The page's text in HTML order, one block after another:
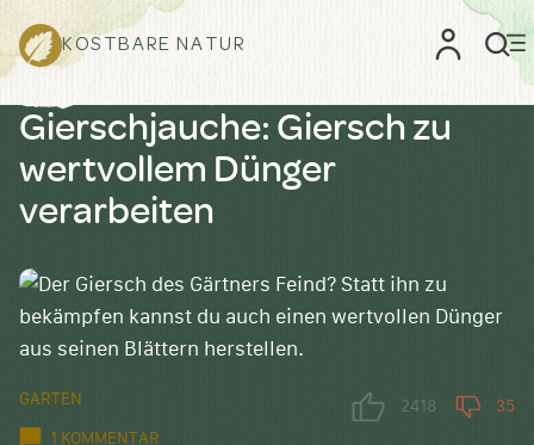
KOSTBARE NATUR
Gierschjauche: Giersch zu
wertvollem Dünger
verarbeiten
GARTEN
1 KOMMENTAR
2418 35